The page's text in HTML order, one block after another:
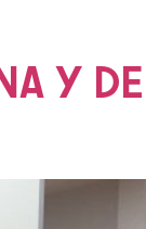
Y DE